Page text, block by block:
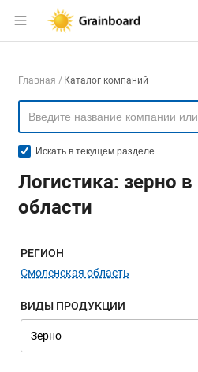
Раздел навигации по
Навигация по
Главная Каталог компаний
Искать в текущем разделе
Логистика: зерно
области
Меню навигации
РЕГИОН
Смоленская область
ВИДЫ ПРОДУКЦИИ